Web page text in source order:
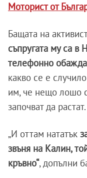
Моторист от
Бащата на
съпругата му са в
телефонно
какво се е
им, че нещо лошо
започват да растат.
„И оттам нататък
звъня на Калин,
кръвно“, допълни